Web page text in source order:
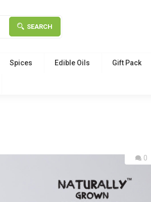
SEARCH
Spices Edible Oils Gift Pack
0